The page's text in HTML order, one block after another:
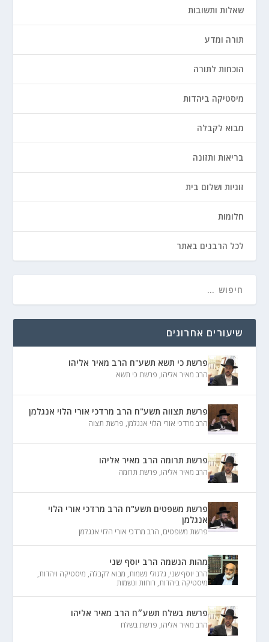
שאלות ותשובות
תורה ומדע
הוכחות לתורה
מיסטיקה ביהדות
מבוא לקבלה
בריאות ותזונה
זוגיות ושלום בית
חלומות
לכל הרבנים באתר
שיעורים אחרונים
פרשת כי תשא תשע"ח הרב מאיר אליהו
הרב מאיר אליהו, פרשת כי תשא
פרשת תצווה תשע"ח הרב מרדכי אורי הלוי אנגלמן
הרב מרדכי אורי הלוי אנגלמן, פרשת תצוה
פרשת תרומה הרב מאיר אליהו
הרב מאיר אליהו, פרשת תרומה
פרשת משפטים תשע"ח הרב מרדכי אורי הלוי
אנגלמן
פרשת משפטים, הרב מרדכי אורי הלוי אנגלמן
מהות הנשמה הרב יוסף שני
הרב יוסף שני, גלגולי נשמות, מבוא לקבלה, מיסטיקה ויהדות,
מיסטיקה ביהדות, רוחות ונשמות
פרשת בשלח תשע״ח הרב מאיר אליהו
הרב מאיר אליהו, פרשת בשלח